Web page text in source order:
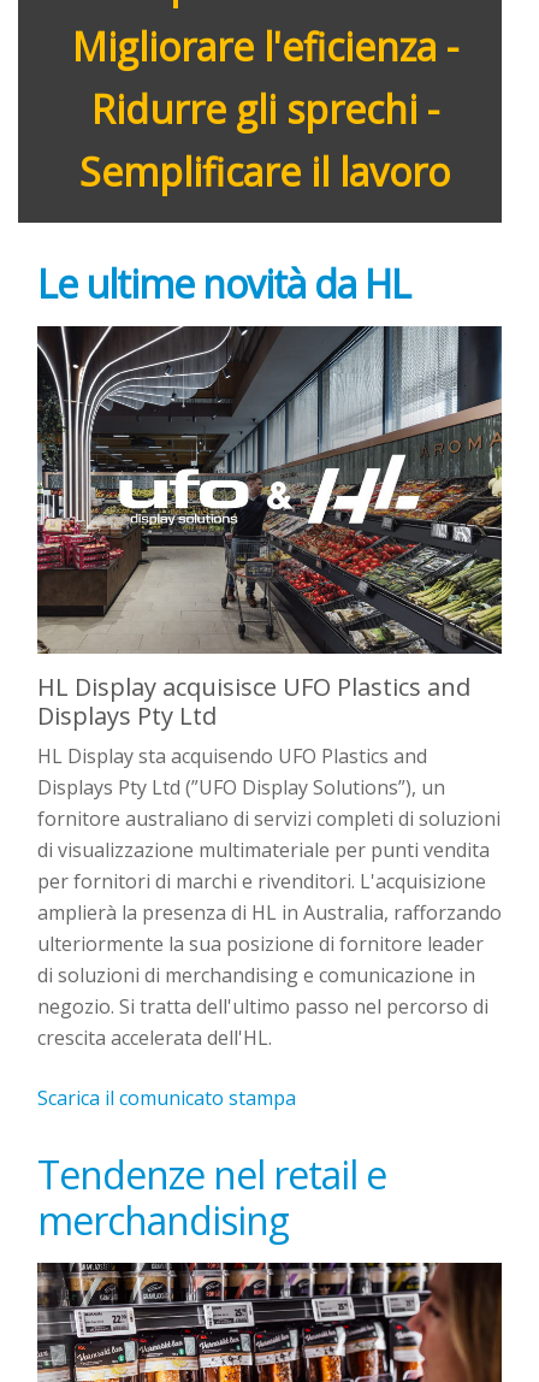
Migliorare l'eficienza -
Ridurre gli sprechi -
Semplificare il lavoro
Le ultime novità da HL
HL Display acquisisce UFO Plastics and
Displays Pty Ltd
HL Display sta acquisendo UFO Plastics and
Displays Pty Ltd (”UFO Display Solutions”), un
fornitore australiano di servizi completi di soluzioni
di visualizzazione multimateriale per punti vendita
per fornitori di marchi e rivenditori. L'acquisizione
amplierà la presenza di HL in Australia, rafforzando
ulteriormente la sua posizione di fornitore leader
di soluzioni di merchandising e comunicazione in
negozio. Si tratta dell'ultimo passo nel percorso di
crescita accelerata dell'HL.
Scarica il comunicato stampa
Tendenze nel retail e
merchandising